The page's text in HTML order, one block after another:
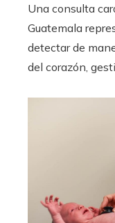
Una consulta
Guatemala
detectar de
del corazón,